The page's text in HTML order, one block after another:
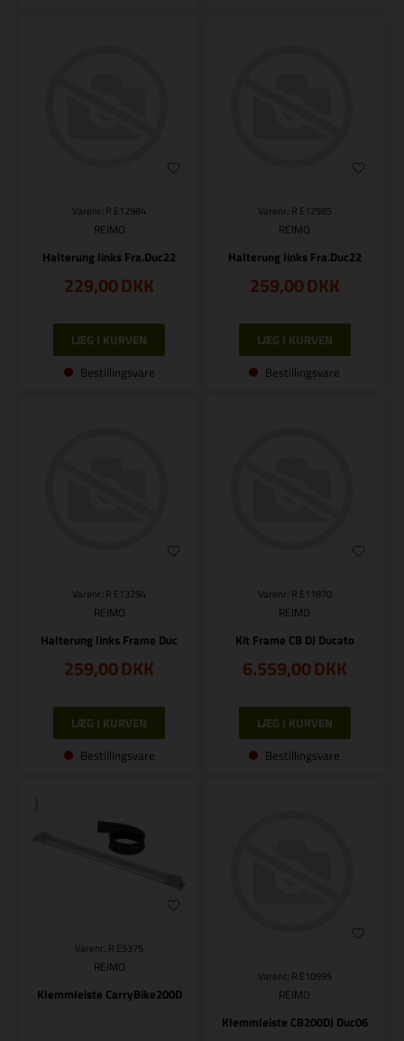
Varenr.: R E12984
REIMO
Halterung links Fra.Duc22
229,00DKK
Bestillingsvare
Varenr.: R E12985
REIMO
Halterung links Fra.Duc22
259,00DKK
Bestillingsvare
Varenr.: R E13294
REIMO
Halterung links Frame Duc
259,00DKK
Bestillingsvare
Varenr.: R E11870
REIMO
Kit Frame CB DJ Ducato
6.559,00DKK
Bestillingsvare
Varenr.: R E5375
REIMO
Klemmleiste CarryBike200D
Varenr.: R E10995
REIMO
Klemmleiste CB200DJ Duc06